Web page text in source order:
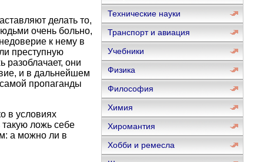
делать то,
очень больно,
к нему в
преступную
разоблачает, они
и в дальнейшем
пропаганды
в условиях
такую ложь себе
а можно ли в
Технические науки
Транспорт и авиация
Учебники
Физика
Философия
Химия
Хиромантия
Хобби и ремесла